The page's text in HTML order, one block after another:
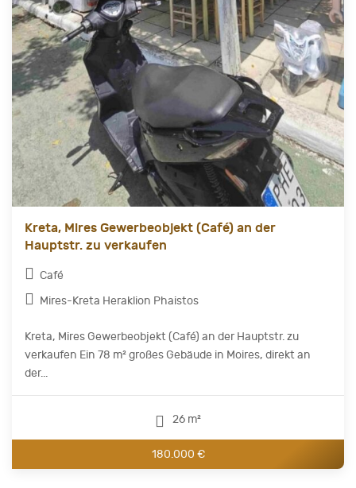
Kreta, Mires Gewerbeobjekt (Café) an der
Hauptstr. zu verkaufen
Café
Mires-Kreta Heraklion Phaistos
Kreta, Mires Gewerbeobjekt (Café) an der Hauptstr. zu
verkaufen Ein 78 m² großes Gebäude in Moires, direkt an
der...
26 m²
180.000 €